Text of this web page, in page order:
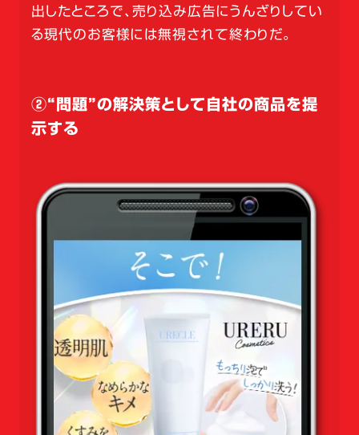
出したところで、売り込み広告にうんざりしてい
る現代のお客様には無視されて終わりだ。
②“問題”の解決策として自社の商品を提
示する